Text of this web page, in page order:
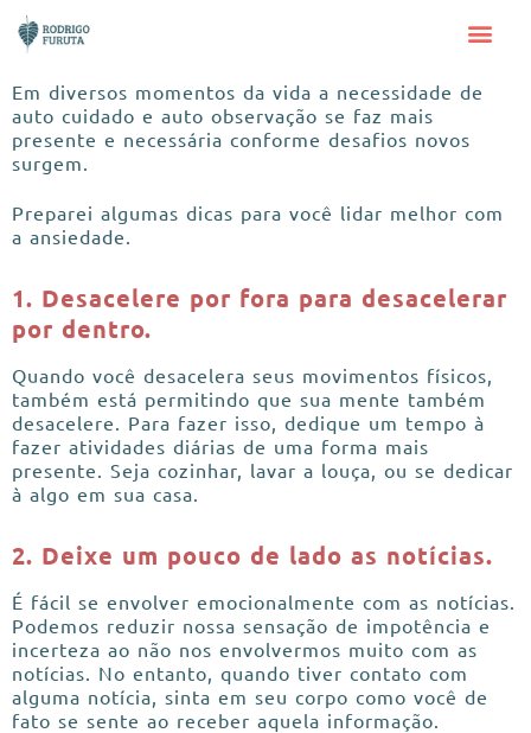
Em diversos momentos da vida a necessidade de
auto cuidado e auto observação se faz mais
presente e necessária conforme desafios novos
surgem.
Preparei algumas dicas para você lidar melhor com
a ansiedade.
1. Desacelere por fora para desacelerar
por dentro.
Quando você desacelera seus movimentos físicos,
também está permitindo que sua mente também
desacelere. Para fazer isso, dedique um tempo à
fazer atividades diárias de uma forma mais
presente. Seja cozinhar, lavar a louça, ou se dedicar
à algo em sua casa.
2. Deixe um pouco de lado as notícias.
É fácil se envolver emocionalmente com as notícias.
Podemos reduzir nossa sensação de impotência e
incerteza ao não nos envolvermos muito com as
notícias. No entanto, quando tiver contato com
alguma notícia, sinta em seu corpo como você de
fato se sente ao receber aquela informação.